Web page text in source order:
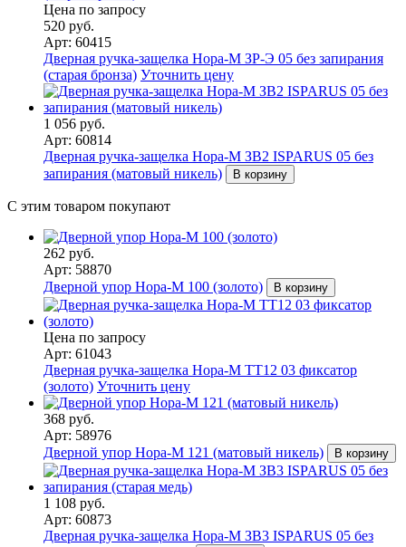
Цена по запросу
520 руб.
Арт: 60415
Дверная ручка-защелка Нора-М ЗР-Э 05 без запирания
(старая бронза) Уточнить цену
1 056 руб.
Арт: 60814
Дверная ручка-защелка Нора-М ЗВ2 ISPARUS 05 без
запирания (матовый никель)
В корзину
С этим товаром покупают
262 руб.
Арт: 58870
Дверной упор Нора-М 100 (золото)
В корзину
Цена по запросу
Арт: 61043
Дверная ручка-защелка Нора-М ТТ12 03 фиксатор
(золото) Уточнить цену
368 руб.
Арт: 58976
Дверной упор Нора-М 121 (матовый никель)
В корзину
1 108 руб.
Арт: 60873
Дверная ручка-защелка Нора-М ЗВ3 ISPARUS 05 без